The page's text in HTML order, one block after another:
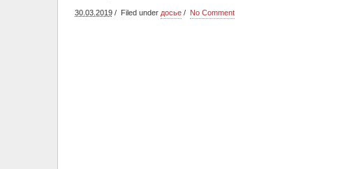
30.03.2019 Filed under досье No Comment